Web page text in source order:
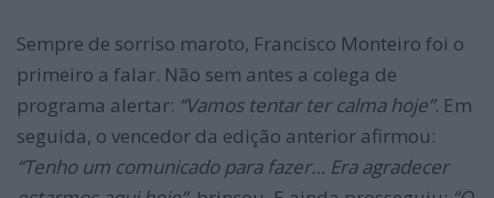
Sempre de sorriso maroto, Francisco Monteiro foi o
primeiro a falar. Não sem antes a colega de
programa alertar: “Vamos tentar ter calma hoje”. Em
seguida, o vencedor da edição anterior afirmou:
“Tenho um comunicado para fazer… Era agradecer